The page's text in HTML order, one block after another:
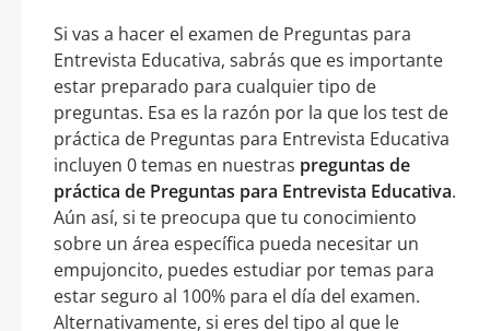
Si vas a hacer el examen de Preguntas para
Entrevista Educativa, sabrás que es importante
estar preparado para cualquier tipo de
preguntas. Esa es la razón por la que los test de
práctica de Preguntas para Entrevista Educativa
incluyen 0 temas en nuestras preguntas de
práctica de Preguntas para Entrevista Educativa.
Aún así, si te preocupa que tu conocimiento
sobre un área específica pueda necesitar un
empujoncito, puedes estudiar por temas para
estar seguro al 100% para el día del examen.
Alternativamente, si eres del tipo al que le